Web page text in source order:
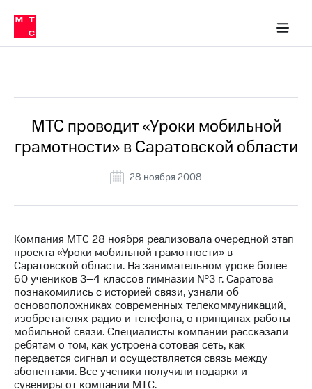
Медиа-центр
и акционерам
Устойчивое развитие
Комплаенс и деловая этика
компании
Карьера
История
компании
Руководство
Контакты
Медиа-центр
Пресс-
релизы
МТС
о технологиях
Достижения
в МТС
Пресс-
релизы
о технологиях
МТС проводит «Уроки мобильной
грамотности» в Саратовской области
28 ноября 2008
Компания МТС 28 ноября реализовала очередной этап
проекта «Уроки мобильной грамотности» в
Саратовской области. На занимательном уроке более
60 учеников 3–4 классов гимназии №3 г. Саратова
познакомились с историей связи, узнали об
основоположниках современных телекоммуникаций,
изобретателях радио и телефона, о принципах работы
мобильной связи. Специалисты компании рассказали
ребятам о том, как устроена сотовая сеть, как
передается сигнал и осуществляется связь между
абонентами. Все ученики получили подарки и
сувениры от компании МТС.